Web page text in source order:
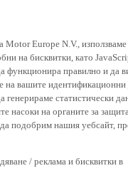
Europe N.V., използваме
на бисквитки, като
функционира правилно и да
на вашите идентификационни
генерираме статистически
насоки на органите за
подобрим нашия уебсайт,
/ реклама и бисквитки в